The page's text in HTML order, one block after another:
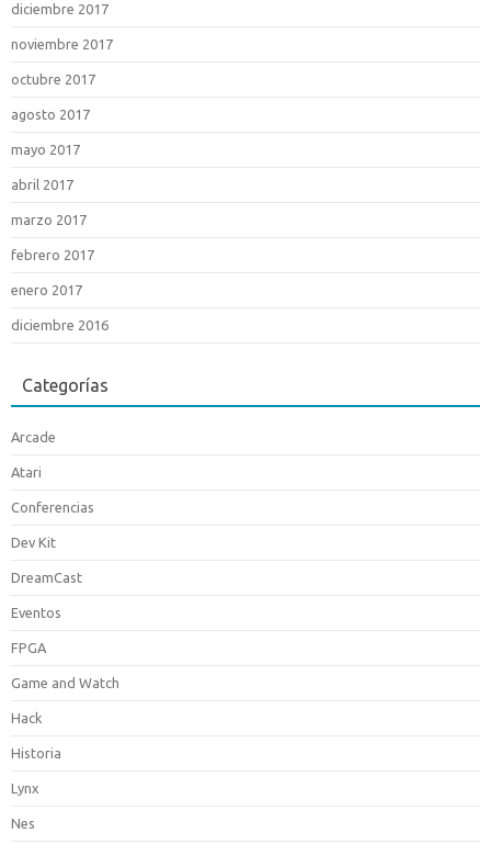
diciembre 2017
noviembre 2017
octubre 2017
agosto 2017
mayo 2017
abril 2017
marzo 2017
febrero 2017
enero 2017
diciembre 2016
Categorías
Arcade
Atari
Conferencias
Dev Kit
DreamCast
Eventos
FPGA
Game and Watch
Hack
Historia
Lynx
Nes